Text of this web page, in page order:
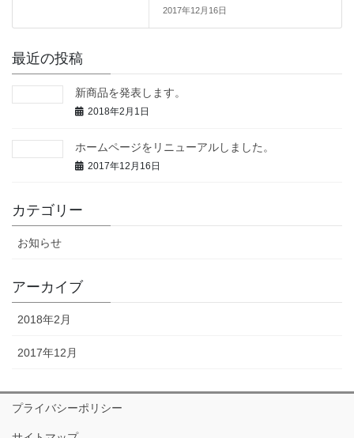
2017年12月16日
最近の投稿
新商品を発表します。
2018年2月1日
ホームページをリニューアルしました。
2017年12月16日
カテゴリー
お知らせ
アーカイブ
2018年2月
2017年12月
プライバシーポリシー